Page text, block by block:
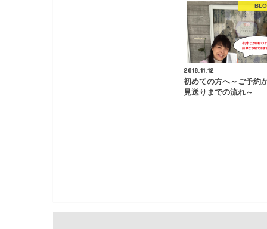
2018.11.12
初めての方へ～ご予約
見送りまでの流れ～